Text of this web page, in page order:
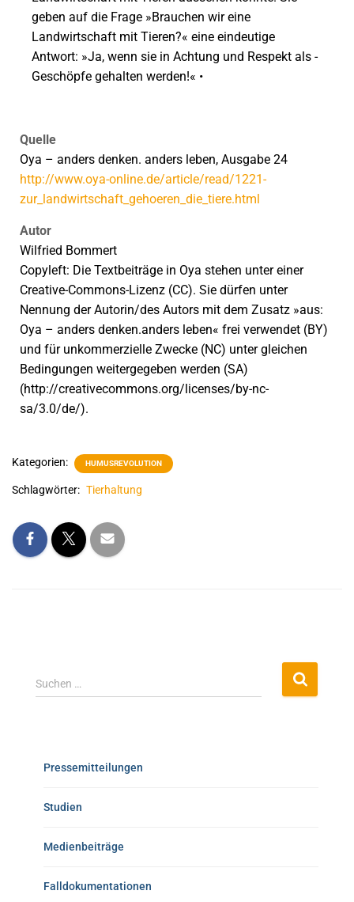
geben auf die Frage »Brauchen wir eine
Landwirtschaft mit Tieren?« eine eindeutige
Antwort: »Ja, wenn sie in Achtung und Respekt als ­
Geschöpfe gehalten werden!« •
Quelle
Oya – anders denken. anders leben, Ausgabe 24
http://www.oya-online.de/article/read/1221-
zur_landwirtschaft_gehoeren_die_tiere.html
Autor
Wilfried Bommert
Copyleft: Die Textbeiträge in Oya stehen unter einer
Creative-Commons-Lizenz (CC). Sie dürfen unter
Nennung der Autorin/des Autors mit dem Zusatz »aus:
Oya – anders denken.anders leben« frei verwendet (BY)
und für unkommerzielle Zwecke (NC) unter gleichen
Bedingungen weitergegeben werden (SA)
(http://creativecommons.org/licenses/by-nc-
sa/3.0/de/).
Kategorien: HUMUSREVOLUTION
Schlagwörter: Tierhaltung
Suchen …
Pressemitteilungen
Studien
Medienbeiträge
Falldokumentationen